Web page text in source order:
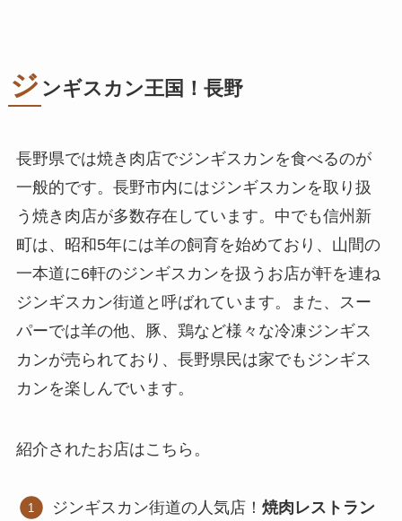
ジ ンギスカン王国！長野
長野県では焼き肉店でジンギスカンを食べるのが
一般的です。長野市内にはジンギスカンを取り扱
う焼き肉店が多数存在しています。中でも信州新
町は、昭和5年には羊の飼育を始めており、山間の
一本道に6軒のジンギスカンを扱うお店が軒を連ね
ジンギスカン街道と呼ばれています。また、スー
パーでは羊の他、豚、鶏など様々な冷凍ジンギス
カンが売られており、長野県民は家でもジンギス
カンを楽しんでいます。
紹介されたお店はこちら。
ジンギスカン街道の人気店！焼肉レストラン